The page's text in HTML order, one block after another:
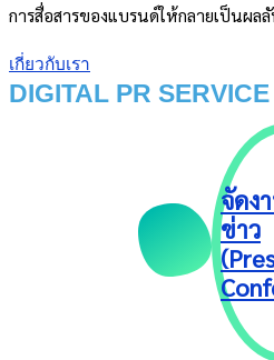
การสื่อสารของแบรนด์ให้กลายเป็นผล
เกี่ยวกับเรา
DIGITAL PR SERVICE
จัดง
ข่าว